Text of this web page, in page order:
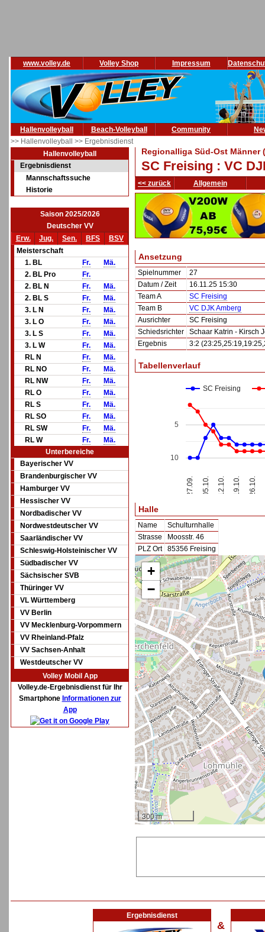
www.volley.de Volley Shop Impressum
Hallenvolleyball Beach-Volleyball Community
>> Hallenvolleyball >> Ergebnisdienst
Hallenvolleyball
Ergebnisdienst
Mannschaftssuche
Historie
Saison 2025/2026
Deutscher VV
Erw.
Jug. Sen. BFS
BSV
Meisterschaft
1. BL
Fr.
Mä.
2. BL Pro
Fr.
2. BL N
Fr.
Mä.
2. BL S
Fr.
Mä.
3. L N
Fr.
Mä.
3. L O
Fr.
Mä.
3. L S
Fr.
Mä.
3. L W
Fr.
Mä.
RL N
Fr.
Mä.
RL NO
Fr.
Mä.
RL NW
Fr.
Mä.
RL O
Fr.
Mä.
RL S
Fr.
Mä.
RL SO
Fr.
Mä.
RL SW
Fr.
Mä.
RL W
Fr.
Mä.
Unterbereiche
Bayerischer VV
Brandenburgischer VV
Hamburger VV
Hessischer VV
Nordbadischer VV
Nordwestdeutscher VV
Saarländischer VV
Schleswig-Holsteinischer VV
Südbadischer VV
Sächsischer SVB
Thüringer VV
VL Württemberg
VV Berlin
VV Mecklenburg-Vorpommern
VV Rheinland-Pfalz
VV Sachsen-Anhalt
Westdeutscher VV
Volley Mobil App
Volley.de-Ergebnisdienst für Ihr
Smartphone Informationen zur
App
Regionalliga Süd-Ost Männer
SC Freising : VC
<< zurück Allgemein
Ansetzung
Spielnummer
27
Datum / Zeit
16.11.25 15:30
Team A
SC Freising
Team B
VC DJK Amberg
Ausrichter
SC Freising
Schiedsrichter
Schaar Katrin - Kirsch
Ergebnis
3:2
Tabellenverlauf
SC Freising
27.09. 05.10. 12.10. 19.10. 26.10.
5
10
Halle
Name
Schulturnhalle
Strasse
Moosstr. 46
PLZ Ort
85356 Freising
+
−
300 m
Ergebnisdienst
&